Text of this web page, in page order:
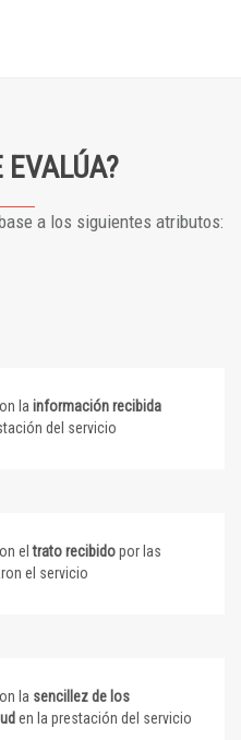
EVALÚA?
a los siguientes atributos:
la información recibida
del servicio
eltrato recibidopor las
el servicio
la sencillez de los
en la prestación del servicio